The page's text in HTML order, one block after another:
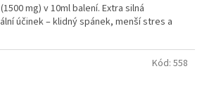
mg) v 10ml balení. Extra silná
účinek – klidný spánek, menší stres a
Kód: 558